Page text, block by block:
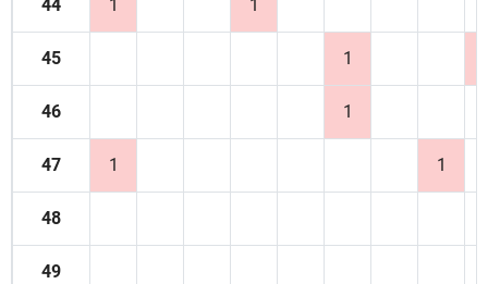
44 1 1
45 1
46 1
47 1 1
48
49